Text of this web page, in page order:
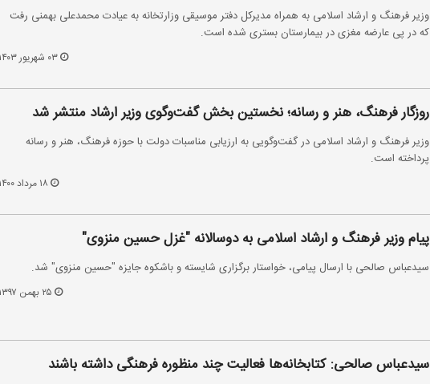
وزیر فرهنگ و ارشاد اسلامی به همراه مدیرکل دفتر موسیقی وزارتخانه به عیادت محمدعلی بهمنی رفت
که در پی عارضه مغزی در بیمارستان بستری شده است.
۰۳ شهریور ۱۴۰۳
روزگار فرهنگ، هنر و رسانه؛ نخستین بخش گفت‌وگوی وزیر ارشاد منتشر شد
وزیر فرهنگ و ارشاد اسلامی در گفت‌وگویی به ارزیابی مناسبات دولت با حوزه فرهنگ، هنر و رسانه
پرداخته است.
پیام وزیر فرهنگ و ارشاد اسلامی به دوسالانه "غزل حسین منزوی"
سیدعباس صالحی با ارسال پیامی، خواستار برگزاری شایسته و باشکوه جایزه "حسین منزوی" شد.
سیدعباس صالحی: کتابخانه‌ها فعالیت چند منظوره فرهنگی داشته باشند